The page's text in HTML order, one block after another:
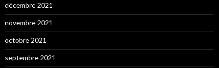
décembre 2021
novembre 2021
octobre 2021
septembre 2021